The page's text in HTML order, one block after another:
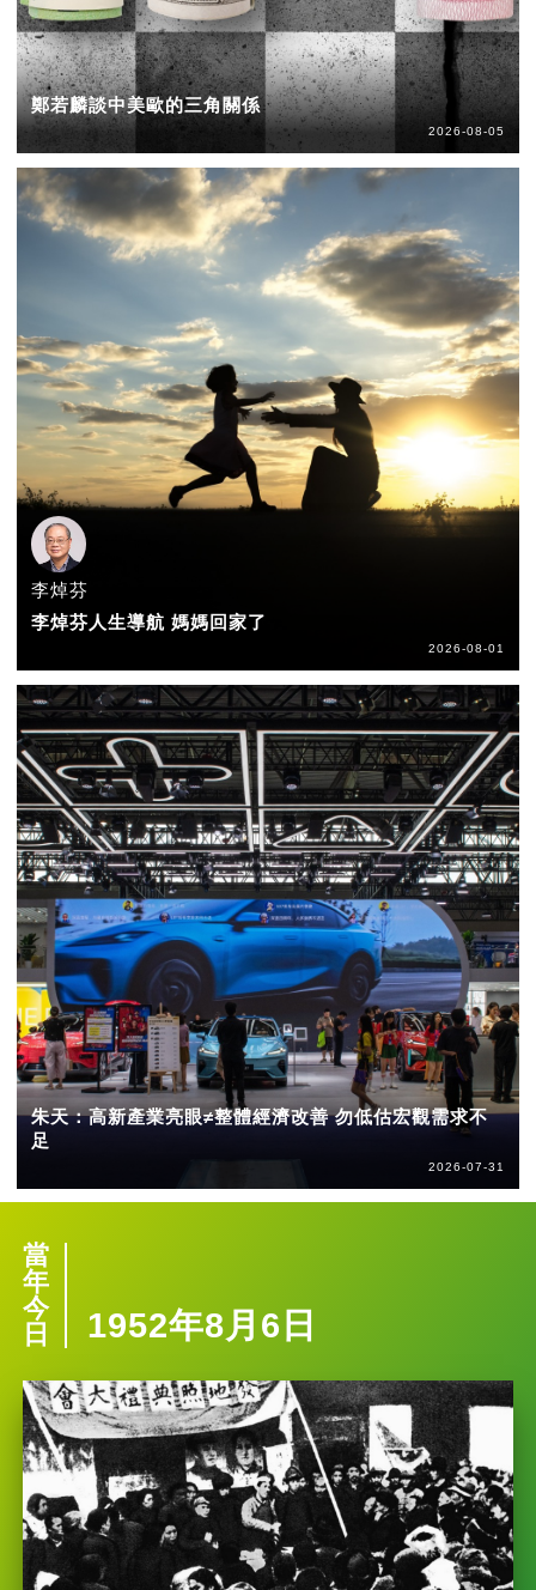
鄭若麟談中美歐的三角關係
2026-08-05
李焯芬
李焯芬人生導航 媽媽回家了
2026-08-01
朱天：高新產業亮眼≠整體經濟改善 勿低估宏觀需求不
足
2026-07-31
當
年
今
日
1952年8月6日